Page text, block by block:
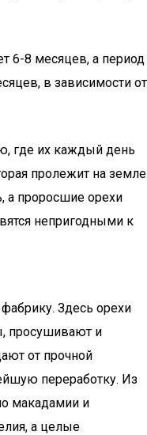
6-8 месяцев, а период
в зависимости от
где их каждый день
пролежит на земле
а проросшие орехи
непригодными к
Здесь орехи
просушивают и
от прочной
переработку. Из
макадамии и
а целые